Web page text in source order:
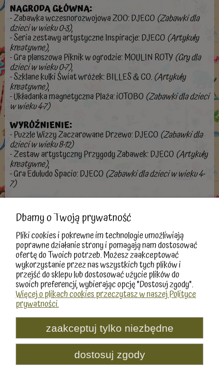
NAGRODA GŁÓWNA:
- Zabawka wczesnorozwojowa ZOO: DJECO (Zabawki dla
dzieci w wieku 0-3),
- Seria zestawy artystyczne Inspiracje: DJECO (Artykuły
kreatywne),
- Gra planszowa Piknik w ogrodzie: MOULIN ROTY(Gry dla
dzieci w wieku 0-7),
- Szklane kulki Świat wróżek: BILLES & CO.(Artykuły
kreatywne),
- Układanka magnetyczna Plaża: iOTOBO (Zabawki dla dzieci
w wieku 4-7)
WYRÓŻNIENIE:
- Puzzle Wizzy Zaczarowane Drzewo: DJECO (Zabawki dla
dzieci w wieku 8-12)
- Zestaw artystyczny Przygody Zabawek: DJECO (Artykuły
kreatywne),
- Gra Eduludo Spacio: DJECO (Zabawki dla dzieci w wieku 4-
7)
NAGRODA ZA DESIGN:
- Zabawka wczesnorozwojowa ZOO: DJECO
dzieci w wieku 0-3),
- Gra planszowa Piknik w ogrodzie: MOULIN ROTY(Gry dla
dzieci w wieku 0-7)
Zdjęcie: Olena Herasym
Informacje
Produkty
Dbamy o Twoją prywatność
Pliki cookies i pokrewne im technologie umożliwiają
poprawne działanie strony i pomagają nam dostosować
ofertę do Twoich potrzeb. Możesz zaakceptować
wykorzystanie przez nas wszystkich tych plików i
przejść do sklepu lub dostosować użycie plików do
swoich preferencji, wybierając opcję "Dostosuj zgody".
Więcej o plikach cookies przeczytasz w naszej Polityce
prywatności.
zaakceptuj tylko niezbędne
dostosuj zgody